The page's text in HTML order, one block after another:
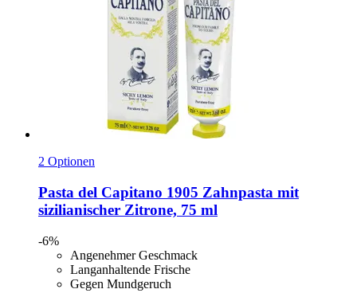
2 Optionen
Pasta del Capitano 1905 Zahnpasta mit
sizilianischer Zitrone, 75 ml
-6%
Angenehmer Geschmack
Langanhaltende Frische
Gegen Mundgeruch